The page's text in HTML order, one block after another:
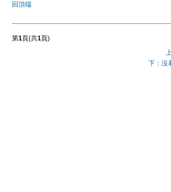
回頂端
第1頁(共1頁)
下：沒